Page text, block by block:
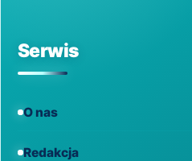
Serwis
O nas
Redakcja